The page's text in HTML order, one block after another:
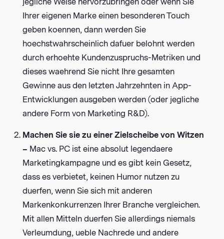
Ihrer eigenen Marke einen besonderen Touch
geben koennen, dann werden Sie
hoechstwahrscheinlich dafuer belohnt werden
durch erhoehte Kundenzuspruchs-Metriken und
dieses waehrend Sie nicht Ihre gesamten
Gewinne aus den letzten Jahrzehnten in App-
Entwicklungen ausgeben werden (oder jegliche
andere Form von Marketing R&D).
Machen Sie sie zu einer Zielscheibe von Witzen
– Mac vs. PC ist eine absolut legendaere
Marketingkampagne und es gibt kein Gesetz,
dass es verbietet, keinen Humor nutzen zu
duerfen, wenn Sie sich mit anderen
Markenkonkurrenzen Ihrer Branche vergleichen.
Mit allen Mitteln duerfen Sie allerdings niemals
Verleumdung, ueble Nachrede und andere